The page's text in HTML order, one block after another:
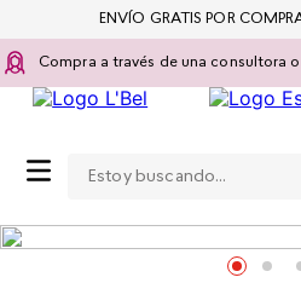
Compra a través de una consultora
ENVÍO GRATIS POR